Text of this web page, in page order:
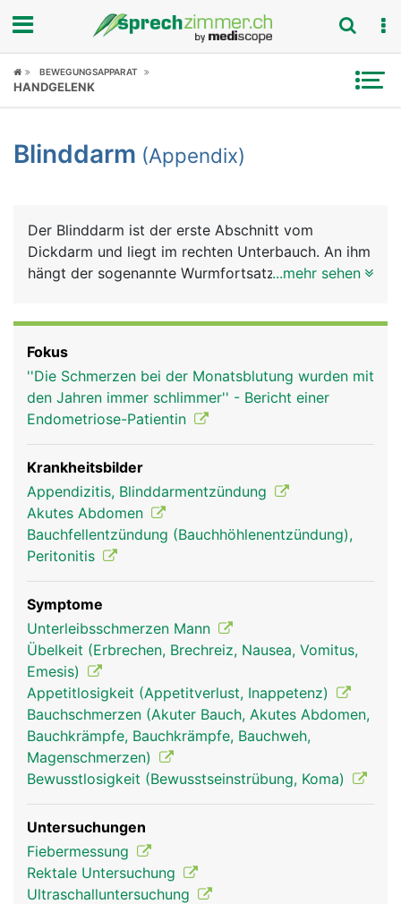
Fokus
Symptome
News
Rubriken
BEWEGUNGSAPPARAT
HANDGELENK
Blinddarm (Appendix)
Der Blinddarm ist der erste Abschnitt vom
Dickdarm und liegt im rechten Unterbauch. An ihm
hängt der sogenannte Wurmfortsatz, der
haben, da dort sehr viele Abwehrzellen
(Lymphozyten) im Gewebe zu finden sind.
...mehr sehen
Fokus
''Die Schmerzen bei der Monatsblutung wurden mit
den Jahren immer schlimmer'' - Bericht einer
Endometriose-Patientin
Krankheitsbilder
Appendizitis, Blinddarmentzündung
Akutes Abdomen
Bauchfellentzündung (Bauchhöhlenentzündung),
Peritonitis
Symptome
Unterleibsschmerzen Mann
Übelkeit (Erbrechen, Brechreiz, Nausea, Vomitus,
Emesis)
Appetitlosigkeit (Appetitverlust, Inappetenz)
Bauchschmerzen (Akuter Bauch, Akutes Abdomen,
Bauchkrämpfe, Bauchkrämpfe, Bauchweh,
Magenschmerzen)
Bewusstlosigkeit (Bewusstseinstrübung, Koma)
Untersuchungen
Fiebermessung
Rektale Untersuchung
Ultraschalluntersuchung